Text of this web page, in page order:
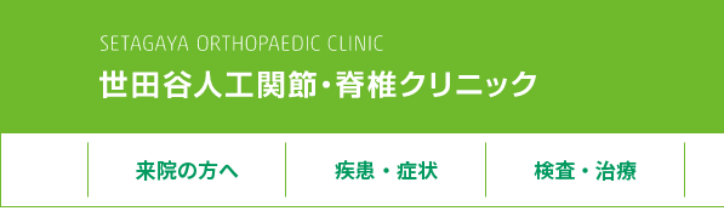
来院の方へ 疾患・症状 検査・治療